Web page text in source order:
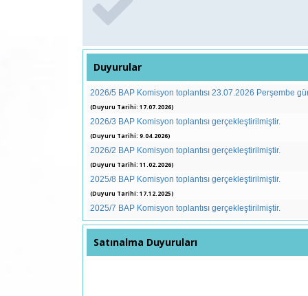
Duyurular
2026/5 BAP Komisyon toplantısı 23.07.2026 Perşembe
(Duyuru Tarihi: 17.07.2026)
2026/3 BAP Komisyon toplantısı gerçekleştirilmiştir.
(Duyuru Tarihi: 9.04.2026)
2026/2 BAP Komisyon toplantısı gerçekleştirilmiştir.
(Duyuru Tarihi: 11.02.2026)
2025/8 BAP Komisyon toplantısı gerçekleştirilmiştir.
(Duyuru Tarihi: 17.12.2025)
2025/7 BAP Komisyon toplantısı gerçekleştirilmiştir.
(Duyuru Tarihi: 10.12.2025)
2025/5 BAP Komisyon toplantısı gerçekleştirilmiştir.
Satınalma Duyuruları